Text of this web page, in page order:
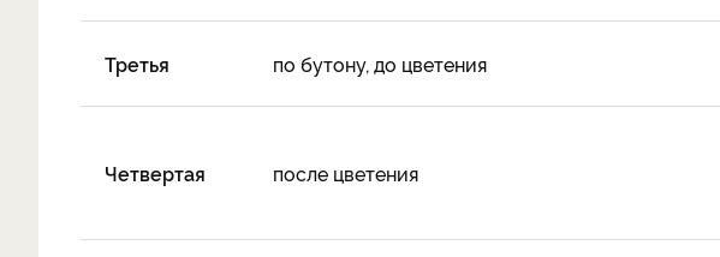
Третья по бутону, до цветения
Четвертая после цветения